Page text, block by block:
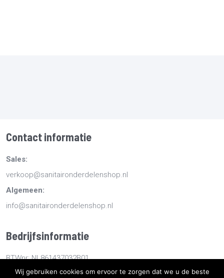
Contact informatie
Sales:
verkoop@sanitaironderdelenshop.nl
Algemeen:
info@sanitaironderdelenshop.nl
Bedrijfsinformatie
BTWnr: NL861437032B01
KvKnr: 78527112
Wij gebruiken cookies om ervoor te zorgen dat we u de beste